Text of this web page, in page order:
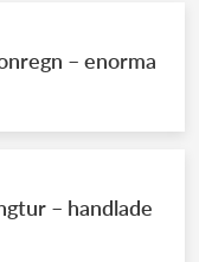
– enorma
– handlade